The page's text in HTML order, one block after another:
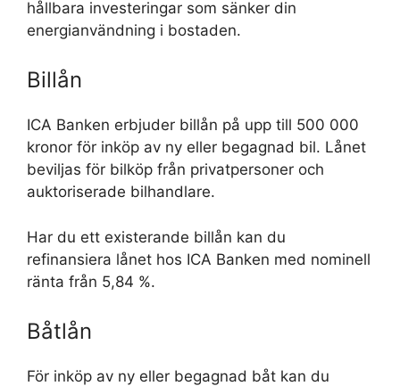
hållbara investeringar som sänker din
energianvändning i bostaden.
Billån
ICA Banken erbjuder billån på upp till 500 000
kronor för inköp av ny eller begagnad bil. Lånet
beviljas för bilköp från privatpersoner och
auktoriserade bilhandlare.
Har du ett existerande billån kan du
refinansiera lånet hos ICA Banken med nominell
ränta från 5,84 %.
Båtlån
För inköp av ny eller begagnad båt kan du